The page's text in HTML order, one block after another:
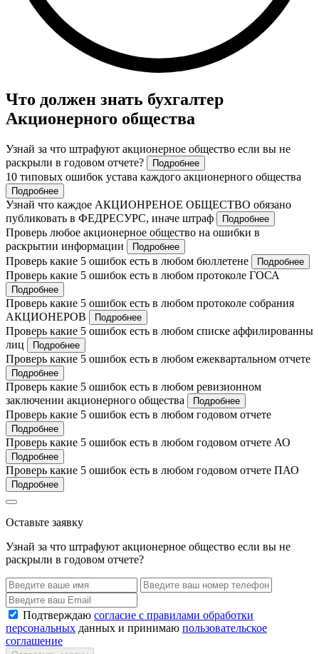
Что должен знать бухгалтер
Акционерного общества
Узнай за что штрафуют акционерное общество если вы не
раскрыли в годовом отчете?
Подробнее
10 типовых ошибок устава каждого акционерного общества
Подробнее
Узнай что каждое АКЦИОНРЕНОЕ ОБЩЕСТВО обязано
публиковать в ФЕДРЕСУРС, иначе штраф
Подробнее
Проверь любое акционерное общество на ошибки в
раскрытии информации
Подробнее
Проверь какие 5 ошибок есть в любом бюллетене Подробнее
Проверь какие 5 ошибок есть в любом протоколе ГОСА
Подробнее
Проверь какие 5 ошибок есть в любом протоколе собрания
АКЦИОНЕРОВ
Подробнее
Проверь какие 5 ошибок есть в любом списке аффилированны
лиц
Подробнее
Проверь какие 5 ошибок есть в любом ежеквартальном отчете
Подробнее
Проверь какие 5 ошибок есть в любом ревизионном
заключении акционерного общества
Подробнее
Проверь какие 5 ошибок есть в любом годовом отчете
Подробнее
Проверь какие 5 ошибок есть в любом годовом отчете АО
Подробнее
Проверь какие 5 ошибок есть в любом годовом отчете ПАО
Подробнее
Оставьте заявку
Узнай за что штрафуют акционерное общество если вы не
раскрыли в годовом отчете?
Подтверждаю согласие с правилами обработки
персональных данных и принимаю пользовательское
соглашение